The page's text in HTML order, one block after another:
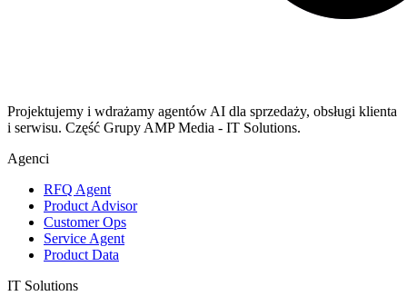
Projektujemy i wdrażamy agentów AI dla sprzedaży, obsługi klienta
i serwisu. Część Grupy AMP Media - IT Solutions.
Agenci
RFQ Agent
Product Advisor
Customer Ops
Service Agent
Product Data
IT Solutions